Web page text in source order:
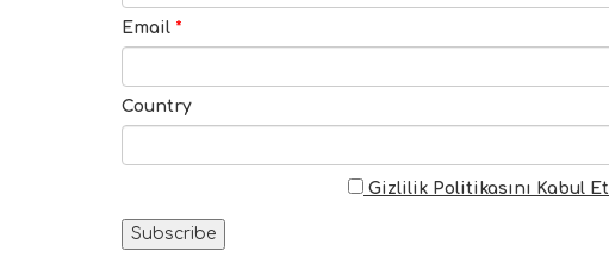
Email *
Country
Gizlilik Politikasını Kabul Et
Subscribe